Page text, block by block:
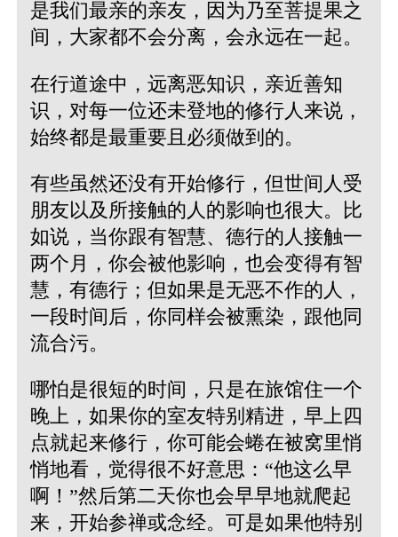
是我们最亲的亲友，因为乃至菩提果之
间，大家都不会分离，会永远在一起。
在行道途中，远离恶知识，亲近善知
识，对每一位还未登地的修行人来说，
始终都是最重要且必须做到的。
有些虽然还没有开始修行，但世间人受
朋友以及所接触的人的影响也很大。比
如说，当你跟有智慧、德行的人接触一
两个月，你会被他影响，也会变得有智
慧，有德行；但如果是无恶不作的人，
一段时间后，你同样会被熏染，跟他同
流合污。
哪怕是很短的时间，只是在旅馆住一个
晚上，如果你的室友特别精进，早上四
点就起来修行，你可能会蜷在被窝里悄
悄地看，觉得很不好意思：“他这么早
啊！”然后第二天你也会早早地就爬起
来，开始参禅或念经。可是如果他特别